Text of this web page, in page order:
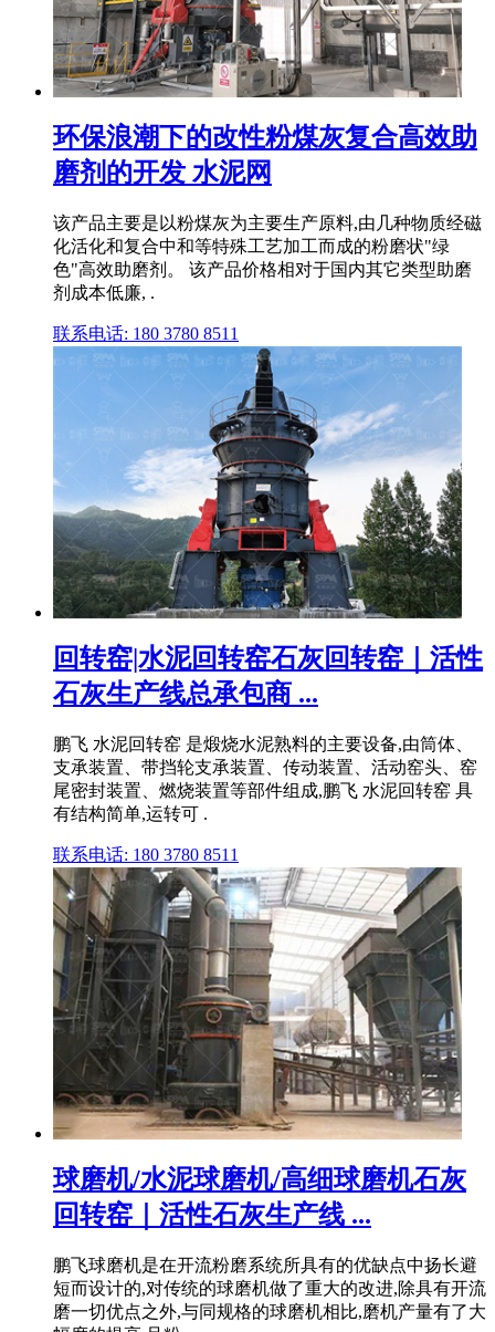
环保浪潮下的改性粉煤灰复合高效助
磨剂的开发 水泥网
该产品主要是以粉煤灰为主要生产原料,由几种物质经磁
化活化和复合中和等特殊工艺加工而成的粉磨状"绿
色"高效助磨剂。 该产品价格相对于国内其它类型助磨
剂成本低廉, .
联系电话: 180 3780 8511
回转窑|水泥回转窑石灰回转窑｜活性
石灰生产线总承包商 ...
鹏飞 水泥回转窑 是煅烧水泥熟料的主要设备,由筒体、
支承装置、带挡轮支承装置、传动装置、活动窑头、窑
尾密封装置、燃烧装置等部件组成,鹏飞 水泥回转窑 具
有结构简单,运转可 .
联系电话: 180 3780 8511
球磨机/水泥球磨机/高细球磨机石灰
回转窑｜活性石灰生产线 ...
鹏飞球磨机是在开流粉磨系统所具有的优缺点中扬长避
短而设计的,对传统的球磨机做了重大的改进,除具有开流
磨一切优点之外,与同规格的球磨机相比,磨机产量有了大